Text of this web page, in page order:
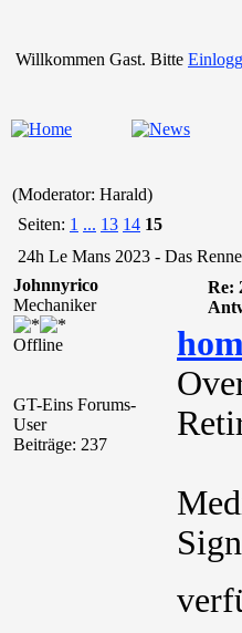
Willkommen Gast. Bitte
(Moderator: Harald)
Seiten: 1 ... 13 14 15
24h Le Mans 2023 - Das
Johnnyrico
Mechaniker
Offline
GT-Eins Forums-
User
Beiträge: 237
Re: